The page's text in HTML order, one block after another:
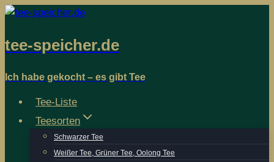
Zum
springen
tee-speicher.de
Ich habe gekocht – es gibt Tee
Tee-Liste
Teesorten
Schwarzer Tee
Weißer Tee, Grüner Tee, Oolong Tee